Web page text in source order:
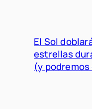
El Sol
estrellas
(y